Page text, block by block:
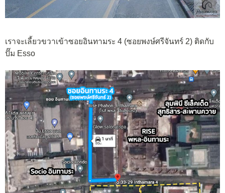
เราจะเลี้ยวขวาเข้าซอยอินทามระ 4 (ซอยพงษ์ศรีจันทร์ 2) ติดกับ
ปั๊ม Esso